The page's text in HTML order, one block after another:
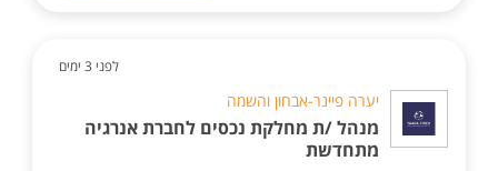
לפני 3 ימים
יערה פיינר-אבחון והשמה
מנהל /ת מחלקת נכסים לחברת אנרגיה
מתחדשת